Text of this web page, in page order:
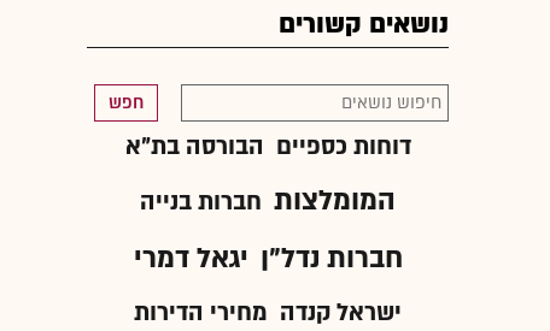
נושאים קשורים
חפש
דוחות כספיים הבורסה בת"א
המומלצות חברות בנייה
חברות נדל"ן יגאל דמרי
ישראל קנדה מחירי הדירות